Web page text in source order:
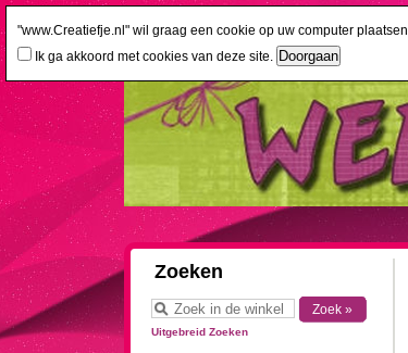
Zoeken
Uitgebreid Zoeken
"www.Creatiefje.nl" wil graag een cookie op uw computer
Ik ga akkoord met cookies van deze site.